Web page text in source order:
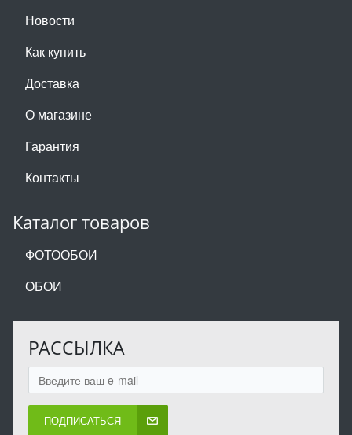
Новости
Как купить
Доставка
О магазине
Гарантия
Контакты
Каталог товаров
ФОТООБОИ
ОБОИ
РАССЫЛКА
ПОДПИСАТЬСЯ